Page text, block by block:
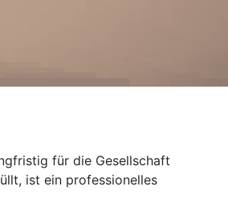
für die Gesellschaft
ist ein professionelles